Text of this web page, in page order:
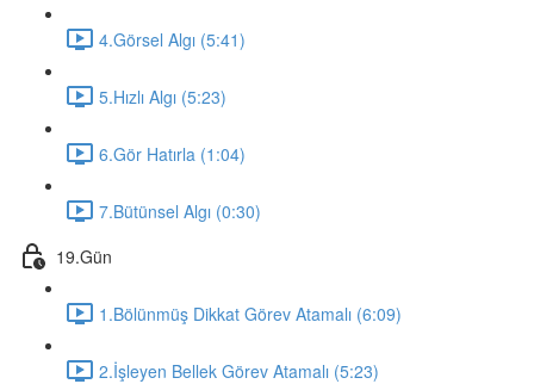
4.Görsel Algı (5:41)
5.Hızlı Algı (5:23)
6.Gör Hatırla (1:04)
7.Bütünsel Algı (0:30)
19.Gün
1.Bölünmüş Dikkat Görev Atamalı (6:09)
2.İşleyen Bellek Görev Atamalı (5:23)